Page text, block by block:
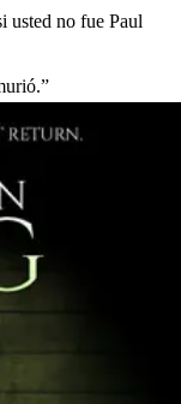
usted no fue Paul